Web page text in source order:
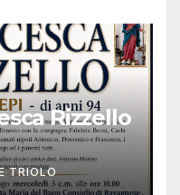
Rizzello
TRIOLO